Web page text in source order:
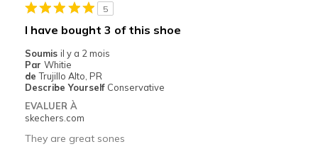
5
I have bought 3 of this shoe
Soumis il y a 2 mois
Par Whitie
de Trujillo Alto, PR
Describe Yourself Conservative
EVALUER À
skechers.com
They are great sones